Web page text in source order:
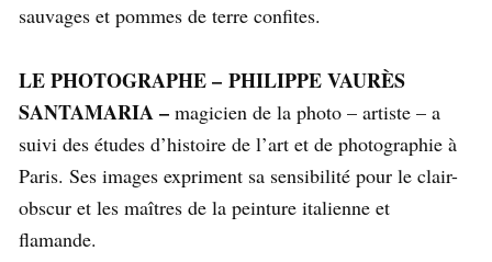
sauvages et pommes de terre confites.
LE PHOTOGRAPHE – PHILIPPE VAURÈS
SANTAMARIA – magicien de la photo – artiste – a
suivi des études d’histoire de l’art et de photographie à
Paris. Ses images expriment sa sensibilité pour le clair-
obscur et les maîtres de la peinture italienne et
flamande.